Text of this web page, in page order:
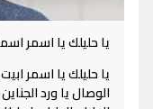
يا حليلك يا اسمر
يا حليلك يا اسمر
الوصال يا ورد